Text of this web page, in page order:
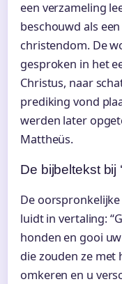
een verzameling
beschouwd als
christendom. De
gesproken in het
Christus, naar
prediking vond
werden later
Mattheüs.
De bijbeltekst bij
De
luidt in vertaling:
honden en gooi
die zouden ze met
omkeren en u